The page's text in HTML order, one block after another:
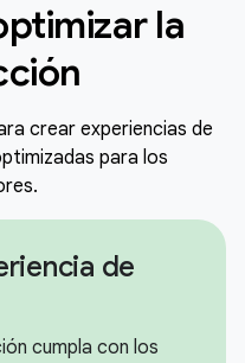
la
crear experiencias de
para los
de
cumpla con los